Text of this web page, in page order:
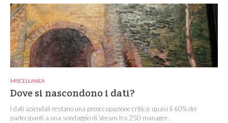
MISCELLANEA
Dove si nascondono i dati?
I dati aziendali restano una preoccupazione critica: quasi il 60% dei
partecipanti a una sondaggio di Veeam tra 250 manager...